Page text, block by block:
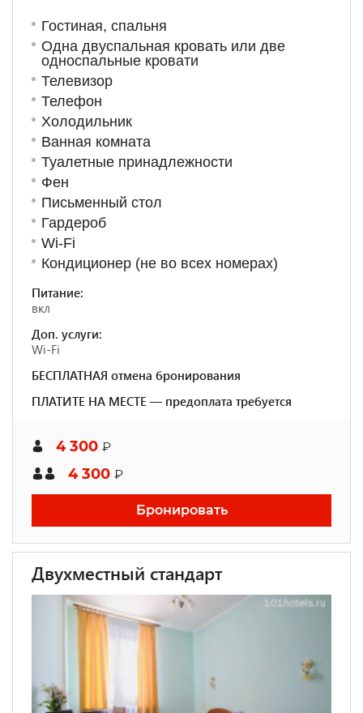
Гостиная, спальня
Одна двуспальная кровать или две
односпальные кровати
Телевизор
Телефон
Холодильник
Ванная комната
Туалетные принадлежности
Фен
Письменный стол
Гардероб
Wi-Fi
Кондиционер (не во всех номерах)
Питание:
вкл
Доп. услуги:
Wi-Fi
БЕСПЛАТНАЯ отмена бронирования
ПЛАТИТЕ НА МЕСТЕ — предоплата требуется
4 300 ₽
4 300 ₽
Бронировать
Двухместный стандарт